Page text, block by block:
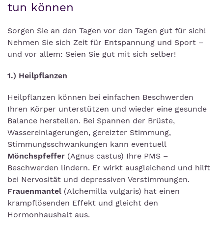
tun können
Sorgen Sie an den Tagen vor den Tagen gut für sich!
Nehmen Sie sich Zeit für Entspannung und Sport –
und vor allem: Seien Sie gut mit sich selber!
1.) Heilpflanzen
Heilpflanzen können bei einfachen Beschwerden
Ihren Körper unterstützen und wieder eine gesunde
Balance herstellen. Bei Spannen der Brüste,
Wassereinlagerungen, gereizter Stimmung,
Stimmungsschwankungen kann eventuell
Mönchspfeffer (Agnus castus) Ihre PMS –
Beschwerden lindern. Er wirkt ausgleichend und hilft
bei Nervosität und depressiven Verstimmungen.
Frauenmantel (Alchemilla vulgaris) hat einen
krampflösenden Effekt und gleicht den
Hormonhaushalt aus.